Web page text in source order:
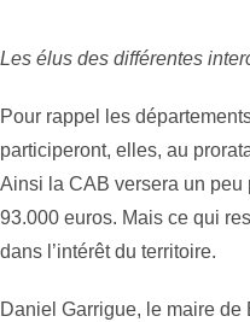
Les élus des différentes
Pour rappel les
participeront, elles, au
Ainsi la CAB versera un peu
93.000 euros. Mais ce qui
dans l’intérêt du territoire.
Daniel Garrigue, le maire de